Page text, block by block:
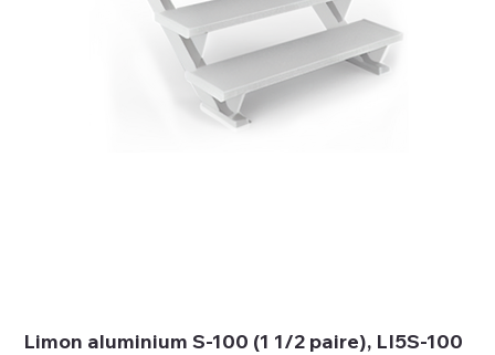
Limon aluminium S-100 (1 1/2 paire), LI5S-100